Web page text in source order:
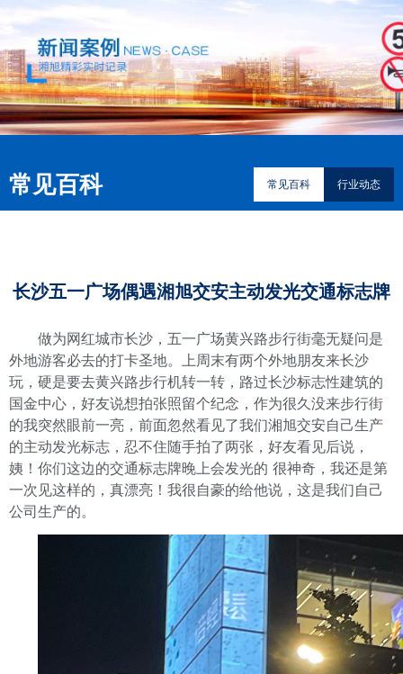
常见百科 常见百科 行业动态
长沙五一广场偶遇湘旭交安主动发光交通标志牌
做为网红城市长沙，五一广场黄兴路步行街毫无疑问是
外地游客必去的打卡圣地。上周末有两个外地朋友来长沙
玩，硬是要去黄兴路步行机转一转，路过长沙标志性建筑的
国金中心，好友说想拍张照留个纪念，作为很久没来步行街
的我突然眼前一亮，前面忽然看见了我们湘旭交安自己生产
的主动发光标志，忍不住随手拍了两张，好友看见后说，
姨！你们这边的交通标志牌晚上会发光的 很神奇，我还是第
一次见这样的，真漂亮！我很自豪的给他说，这是我们自己
公司生产的。